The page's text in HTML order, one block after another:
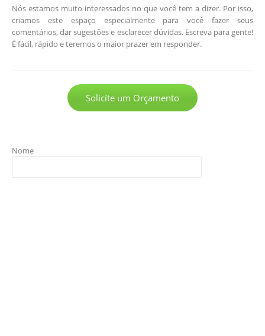
Nós estamos muito interessados no que você tem a dizer. Por isso,
criamos este espaço especialmente para você fazer seus
comentários, dar sugestões e esclarecer dúvidas. Escreva para gente!
É fácil, rápido e teremos o maior prazer em responder.
Solicíte um Orçamento
Nome